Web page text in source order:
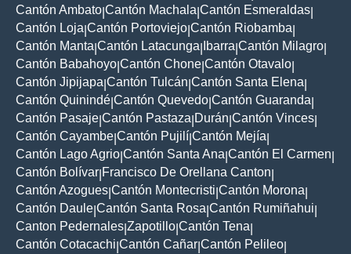
Cantón Ambato Cantón Machala Cantón Esmeraldas
Cantón Loja Cantón Portoviejo Cantón Riobamba
Cantón Manta Cantón Latacunga Ibarra Cantón Milagro
Cantón Babahoyo Cantón Chone Cantón Otavalo
Cantón Jipijapa Cantón Tulcán Cantón Santa Elena
Cantón Quinindé Cantón Quevedo Cantón Guaranda
Cantón Pasaje Cantón Pastaza Durán Cantón Vinces
Cantón Cayambe Cantón Pujilí Cantón Mejía
Cantón Lago Agrio Cantón Santa Ana Cantón El Carmen
Cantón Bolívar Francisco De Orellana Canton
Cantón Azogues Cantón Montecristi Cantón Morona
Cantón Daule Cantón Santa Rosa Cantón Rumiñahui
Canton Pedernales Zapotillo Cantón Tena
Cantón Cotacachi Cantón Cañar Cantón Pelileo